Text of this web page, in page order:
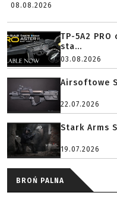
08.08.2026
TP-5A2
sta...
03.08.2026
Airsoftowe
22.07.2026
Stark Arms
19.07.2026
BROŃ PALNA